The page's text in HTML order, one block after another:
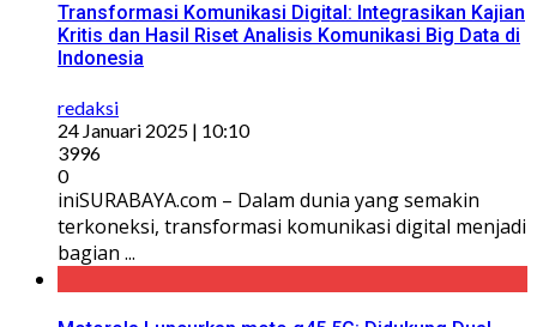
Transformasi Komunikasi Digital: Integrasikan Kajian
Kritis dan Hasil Riset Analisis Komunikasi Big Data di
Indonesia
redaksi
24 Januari 2025 | 10:10
3996
0
iniSURABAYA.com – Dalam dunia yang semakin
terkoneksi, transformasi komunikasi digital menjadi
bagian ...